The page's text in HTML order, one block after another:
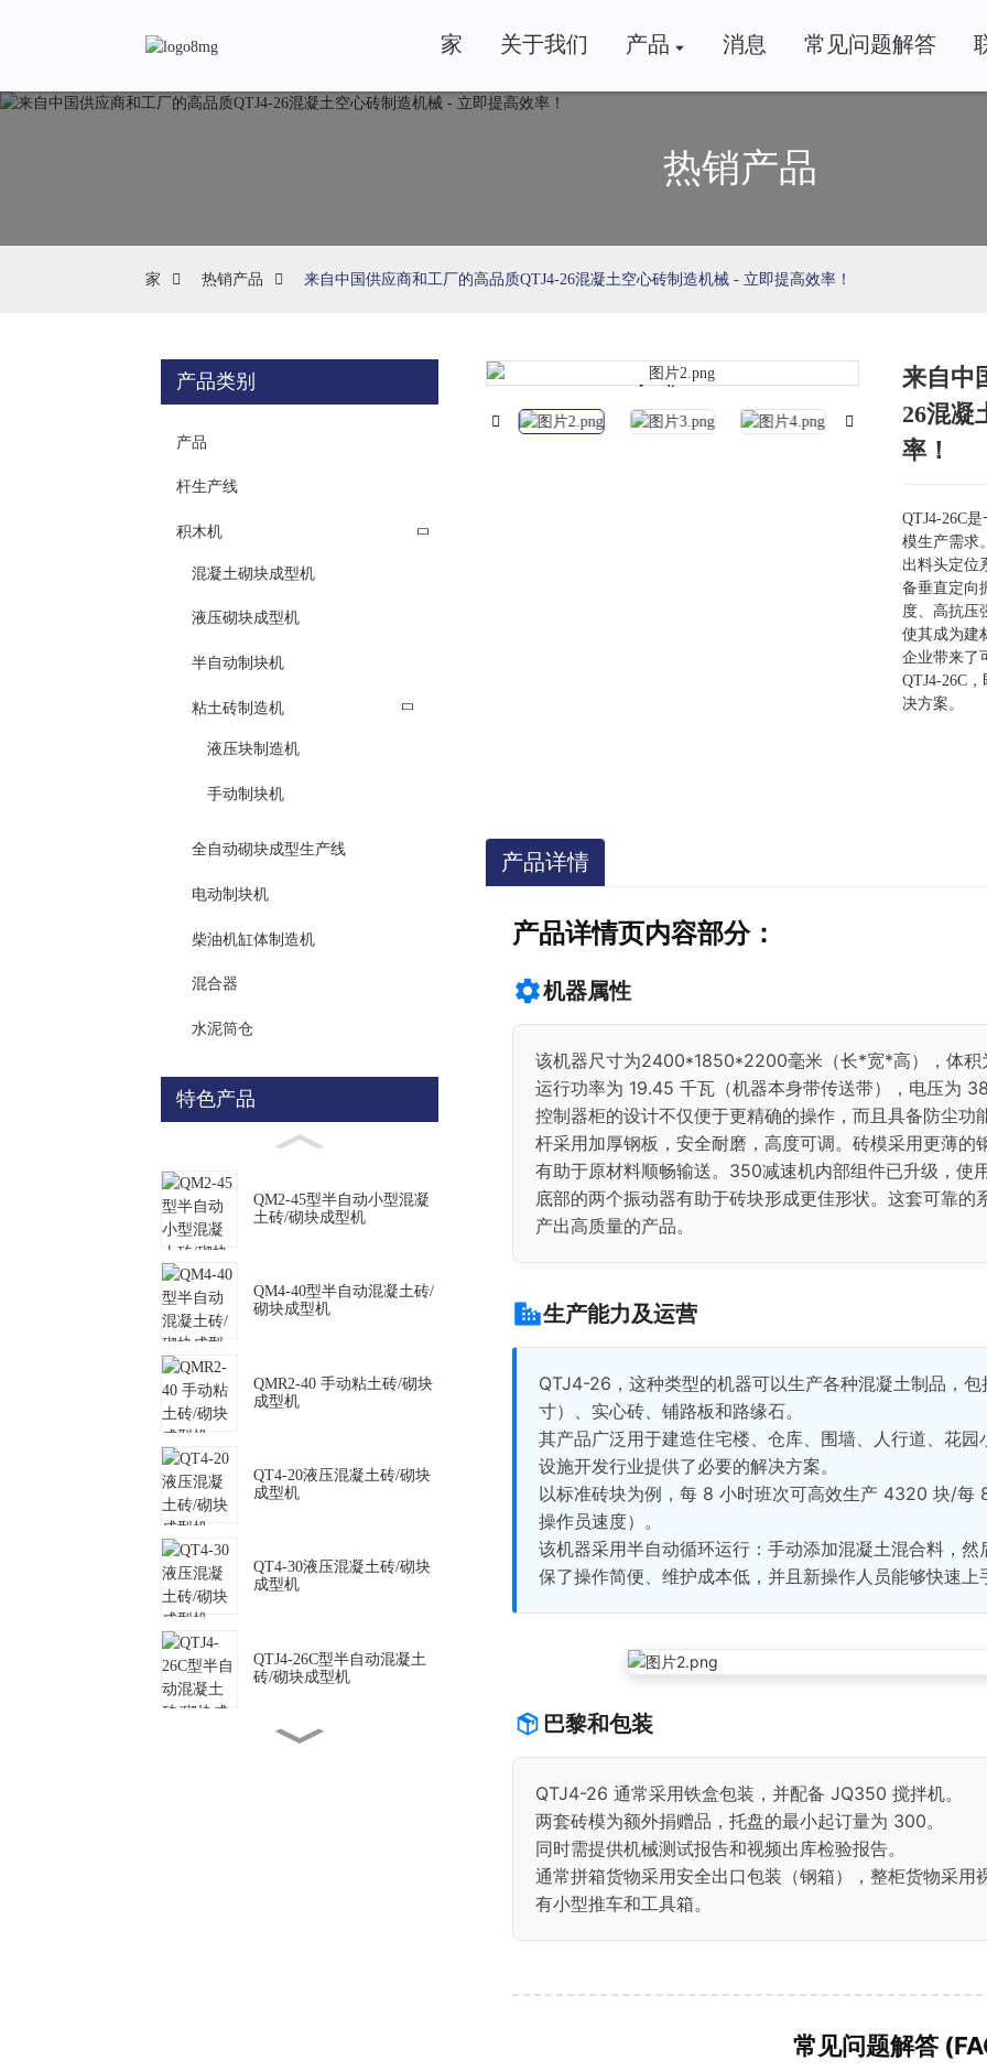
家 关于我们 产品 消息 常见问题解答
热销产品
家 热销产品 来自中国供应商和工厂的高品质QTJ4-26混凝土空心砖制造机械 - 立即提高效率！
产品类别
产品
杆生产线
积木机
混凝土砌块成型机
液压砌块成型机
半自动制块机
粘土砖制造机
液压块制造机
手动制块机
全自动砌块成型生产线
电动制块机
柴油机缸体制造机
混合器
水泥筒仓
特色产品
QM2-45型半自动小型混凝
土砖/砌块成型机
QM4-40型半自动混凝土砖/
砌块成型机
QMR2-40 手动粘土砖/砌块
成型机
QT4-20液压混凝土砖/砌块
成型机
QT4-30液压混凝土砖/砌块
成型机
QTJ4-26C型半自动混凝土
砖/砌块成型机
Loading...
Loading... Loading...
Loading...
来自中
26混凝
率！
QTJ4-26C
模生产需求
出料头定位
备垂直定向
度、高抗压
使其成为建
企业带来了
QTJ4-26C
决方案。
产品详情
产品详情页内容部分：
机器属性
该机器尺寸为2400*1850*2200毫米（长*宽*高），体积
运行功率为 19.45 千瓦（机器本身带传送带），电压为
控制器柜的设计不仅便于更精确的操作，而且具备防尘功
杆采用加厚钢板，安全耐磨，高度可调。砖模采用更薄的
有助于原材料顺畅输送。350减速机内部组件已升级，使
底部的两个振动器有助于砖块形成更佳形状。这套可靠的
产出高质量的产品。
生产能力及运营
QTJ4-26，这种类型的机器可以生产各种混凝土制品，
寸）、实心砖、铺路板和路缘石。
其产品广泛用于建造住宅楼、仓库、围墙、人行道、花
设施开发行业提供了必要的解决方案。
以标准砖块为例，每 8 小时班次可高效生产 4320 块/每
操作员速度）。
该机器采用半自动循环运行：手动添加混凝土混合料，
保了操作简便、维护成本低，并且新操作人员能够快速上
巴黎和包装
QTJ4-26 通常采用铁盒包装，并配备 JQ350 搅拌机。
两套砖模为额外捐赠品，托盘的最小起订量为 300。
同时需提供机械测试报告和视频出库检验报告。
通常拼箱货物采用安全出口包装（钢箱），整柜货物采用
有小型推车和工具箱。
常见问题解答